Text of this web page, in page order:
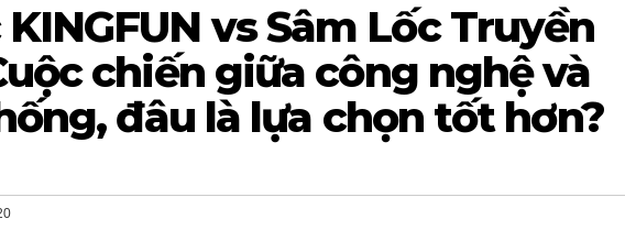
vs Sâm Lốc Truyền
chiến giữa công nghệ và
đâu là lựa chọn tốt hơn?